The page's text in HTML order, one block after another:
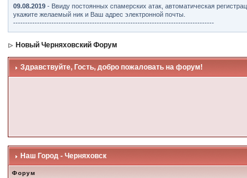
09.08.2019 - Ввиду постоянных спамерских атак, автоматическая
укажите желаемый ник и Ваш адрес электронной почты.
------------------------------------------------------------------------------------
Новый Черняховский Форум
Здравствуйте, Гость, добро пожаловать на форум!
Наш Город - Черняховск
Форум